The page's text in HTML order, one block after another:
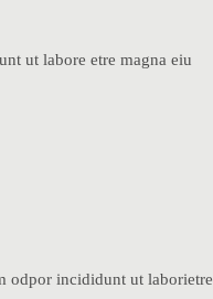
ut labore etre magna eiu
odpor incididunt ut laborietre